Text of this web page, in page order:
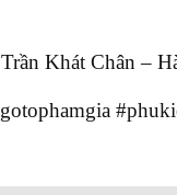
Khát Chân –